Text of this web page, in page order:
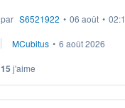
Energies
Suite à sa présentation j'ai
réalisé une recherche sur le
"Reg
par S6521922 • 06 août •
MCubitus • 6 août 2026
15 j'aime